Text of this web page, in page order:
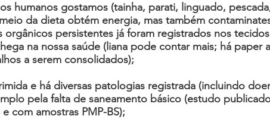
humanos gostamos (tainha, parati, linguado,
da dieta obtém energia, mas também
persistentes já foram registrados nos
na nossa saúde (liana pode contar mais; há paper
a serem consolidados);
e há diversas patologias registrada (incluindo
pela falta de saneamento básico (estudo
com amostras PMP-BS);